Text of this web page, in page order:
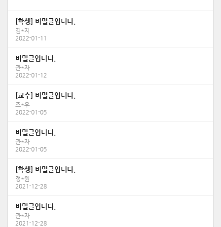
[학생] 비밀글입니다.
김*지
2022-01-11
비밀글입니다.
관*자
2022-01-12
[교수] 비밀글입니다.
조*우
2022-01-05
비밀글입니다.
관*자
2022-01-05
[학생] 비밀글입니다.
정*원
2021-12-28
비밀글입니다.
관*자
2021-12-28